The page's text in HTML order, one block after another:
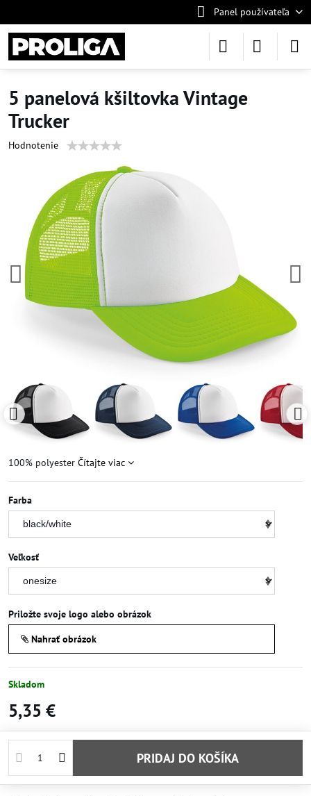
Panel používateľa
5 panelová kšiltovka Vintage
Trucker
Hodnotenie
100% polyester Čítajte viac
Farba
Veľkosť
Priložte svoje logo alebo obrázok
Nahrať obrázok
Skladom
5,35 €
PRIDAJ DO KOŠÍKA